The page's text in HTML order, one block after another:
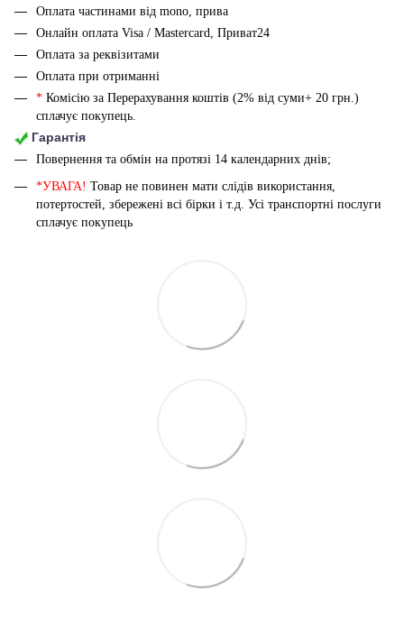
Оплата частинами від mono, прива
Онлайн оплата Visa / Mastercard, Приват24
Оплата за реквізитами
Оплата при отриманні
* Комісію за Перерахування коштів (2% від суми+ 20 грн.)
сплачує покупець.
Гарантія
Повернення та обмін на протязі 14 календарних днів;
*УВАГА! Товар не повинен мати слідів використання,
потертостей, збережені всі бірки і т.д. Усі транспортні послуги
сплачує покупець